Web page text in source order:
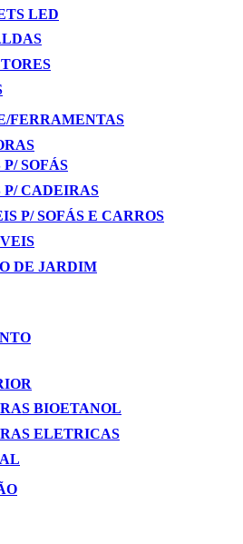
LED
FERRAMENTAS
SOFÁS
CADEIRAS
P/ SOFÁS E CARROS
DE JARDIM
BIOETANOL
ELETRICAS